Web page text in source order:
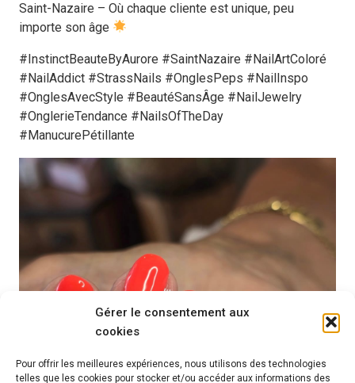
Gérer le consentement aux
cookies
Pour offrir les meilleures expériences, nous utilisons des technologies
telles que les cookies pour stocker et/ou accéder aux informations des
Saint-Nazaire – Où chaque cliente est unique, peu
importe son âge
#InstinctBeauteByAurore #SaintNazaire #NailArtColoré
#NailAddict #StrassNails #OnglesPeps #NailInspo
#OnglesAvecStyle #BeautéSansÂge #NailJewelry
#OnglerieTendance #NailsOfTheDay
#ManucurePétillante